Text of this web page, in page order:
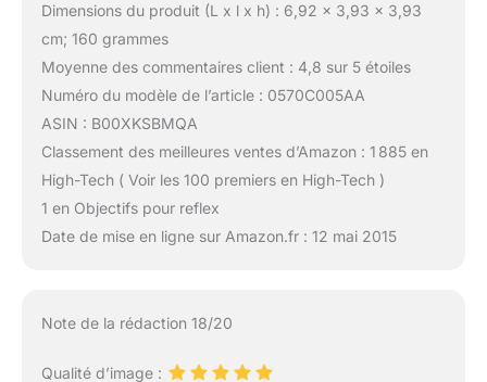
Dimensions du produit (L x l x h) : 6,92 x 3,93 x 3,93
cm; 160 grammes
Moyenne des commentaires client : 4,8 sur 5 étoiles
Numéro du modèle de l’article : 0570C005AA
ASIN : B00XKSBMQA
Classement des meilleures ventes d’Amazon : 1 885 en
High-Tech ( Voir les 100 premiers en High-Tech )
1 en Objectifs pour reflex
Date de mise en ligne sur Amazon.fr : 12 mai 2015
Note de la rédaction 18/20
Qualité d’image :